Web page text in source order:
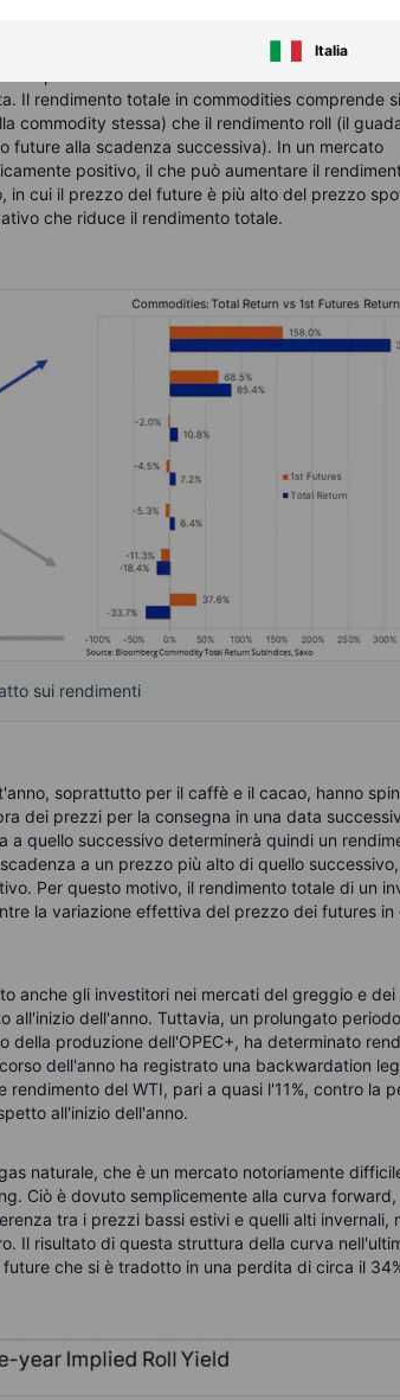
Italia
in cui il prezzo future o forward di una merce è
futura hanno un prezzo inferiore al prezzo
spesso nei mercati in cui la merce è in offerta
Il rendimento totale in commodities comprende
commodity stessa) che il rendimento roll (il
future alla scadenza successiva). In un mercato
positivo, il che può aumentare il
in cui il prezzo del future è più alto del prezzo
che riduce il rendimento totale.
sui rendimenti
soprattutto per il caffè e il cacao, hanno
dei prezzi per la consegna in una data
a quello successivo determinerà quindi un
a un prezzo più alto di quello
Per questo motivo, il rendimento totale di un
la variazione effettiva del prezzo dei futures in
anche gli investitori nei mercati del greggio e
all'inizio dell'anno. Tuttavia, un prolungato
della produzione dell'OPEC+, ha determinato
dell'anno ha registrato una backwardation
del WTI, pari a quasi l'11%, contro la
all'inizio dell'anno.
naturale, che è un mercato notoriamente
Ciò è dovuto semplicemente alla curva
tra i prezzi bassi estivi e quelli alti invernali,
Il risultato di questa struttura della curva
che si è tradotto in una perdita di circa il